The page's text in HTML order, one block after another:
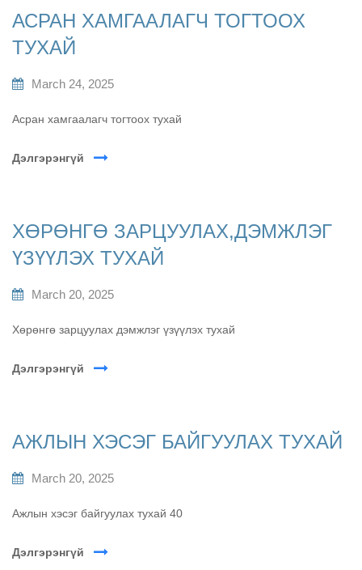
АСРАН ХАМГААЛАГЧ ТОГТООХ
ТУХАЙ
March 24, 2025
Асран хамгаалагч тогтоох тухай
Дэлгэрэнгүй
ХӨРӨНГӨ ЗАРЦУУЛАХ,ДЭМЖЛЭГ
ҮЗҮҮЛЭХ ТУХАЙ
March 20, 2025
Хөрөнгө зарцуулах дэмжлэг үзүүлэх тухай
Дэлгэрэнгүй
АЖЛЫН ХЭСЭГ БАЙГУУЛАХ ТУХАЙ
March 20, 2025
Ажлын хэсэг байгуулах тухай 40
Дэлгэрэнгүй